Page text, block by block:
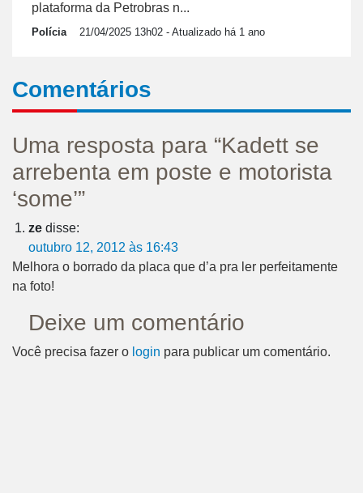
plataforma da Petrobras n...
Polícia 21/04/2025 13h02 - Atualizado há 1 ano
Comentários
Uma resposta para “Kadett se
arrebenta em poste e motorista
‘some’”
ze disse:
outubro 12, 2012 às 16:43
Melhora o borrado da placa que d’a pra ler perfeitamente
na foto!
Deixe um comentário
Você precisa fazer o login para publicar um comentário.